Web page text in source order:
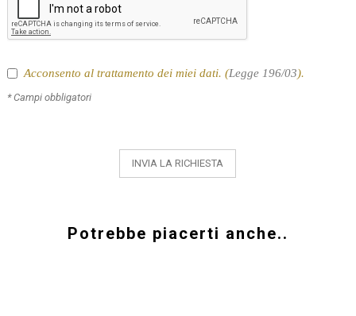
Acconsento al trattamento dei miei dati. (Legge 196/03).
* Campi obbligatori
Potrebbe piacerti anche..